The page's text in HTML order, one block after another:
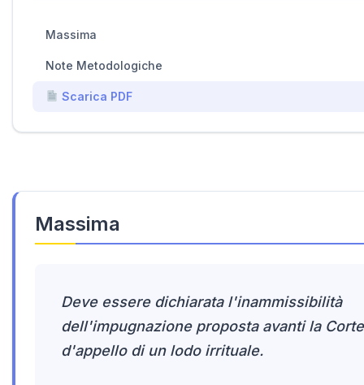
Massima
Deve essere dichiarata l'inammissibilità
dell'impugnazione proposta avanti la Corte
d'appello di un lodo irrituale.
Massima
Note Metodologiche
Scarica PDF